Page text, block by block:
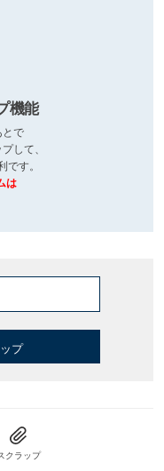
機能
とで
して、
す。
は
プ
クラップ